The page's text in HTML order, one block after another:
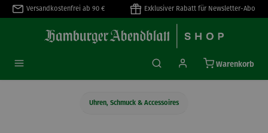
springen
Versandkostenfrei ab 90 € Exklusiver Rabatt für Newsletter-Abo
Warenkorb
Uhren, Schmuck & Accessoires